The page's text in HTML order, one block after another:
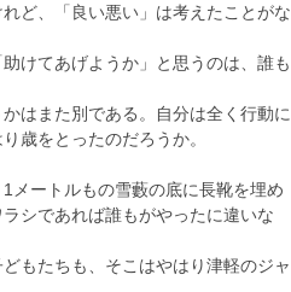
ど、「良い悪い」は考えたことがな
けてあげようか」と思うのは、誰も
はまた別である。自分は全く行動に
歳をとったのだろうか。
メートルもの雪藪の底に長靴を埋め
シであれば誰もがやったに違いな
もたちも、そこはやはり津軽のジャ